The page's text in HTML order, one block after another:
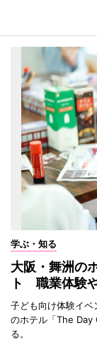
学ぶ・知る
大阪・舞洲の
ト 職業体験
子ども向け体験イ
のホテル「The Day
る。